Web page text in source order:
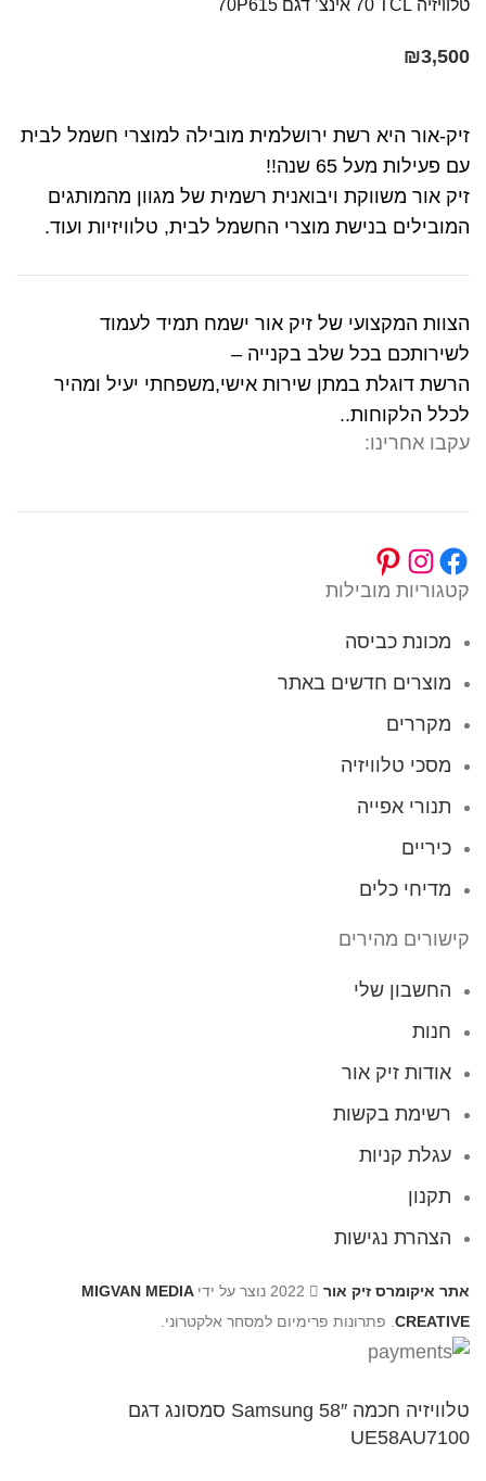
טלוויזיה TCL ‏70 אינצ’ דגם 70P615
₪3,500
זיק-אור היא רשת ירושלמית מובילה למוצרי חשמל לבית
עם פעילות מעל 65 שנה!!
זיק אור משווקת ויבואנית רשמית של מגוון מהמותגים
המובילים בנישת מוצרי החשמל לבית, טלוויזיות ועוד.
הצוות המקצועי של זיק אור ישמח תמיד לעמוד
לשירותכם בכל שלב בקנייה –
הרשת דוגלת במתן שירות אישי,משפחתי יעיל ומהיר
לכלל הלקוחות..
עקבו אחרינו:
קטגוריות מובילות
מכונת כביסה
מוצרים חדשים באתר
מקררים
מסכי טלוויזיה
תנורי אפייה
כיריים
מדיחי כלים
קישורים מהירים
החשבון שלי
חנות
אודות זיק אור
רשימת בקשות
עגלת קניות
תקנון
הצהרת נגישות
אתר איקומרס זיק אור
MIGVAN MEDIA
CREATIVE . פתרונות פרימיום למסחר אלקטרוני.
טלוויזיה חכמה 58″ Samsung​ סמסונג דגם
UE58AU7100